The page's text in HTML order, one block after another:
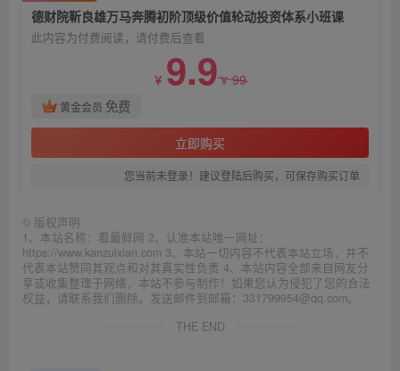
德财院靳良雄万马奔腾初阶顶级价值轮动投资体系小班课
此内容为付费阅读，请付费后查看
￥ 9.9￥99
黄金会员 免费
立即购买
您当前未登录！建议登陆后购买，可保存购买订单
© 版权声明
1、本站名称：看最鲜网 2、认准本站唯一网址：
https://www.kanzuixian.com 3、本站一切内容不代表本站立场，并不
代表本站赞同其观点和对其真实性负责 4、本站内容全部来自网友分
享或收集整理于网络，本站不参与制作！如果您认为侵犯了您的合法
权益，请联系我们删除。发送邮件到邮箱：331799954@qq.com。
THE END